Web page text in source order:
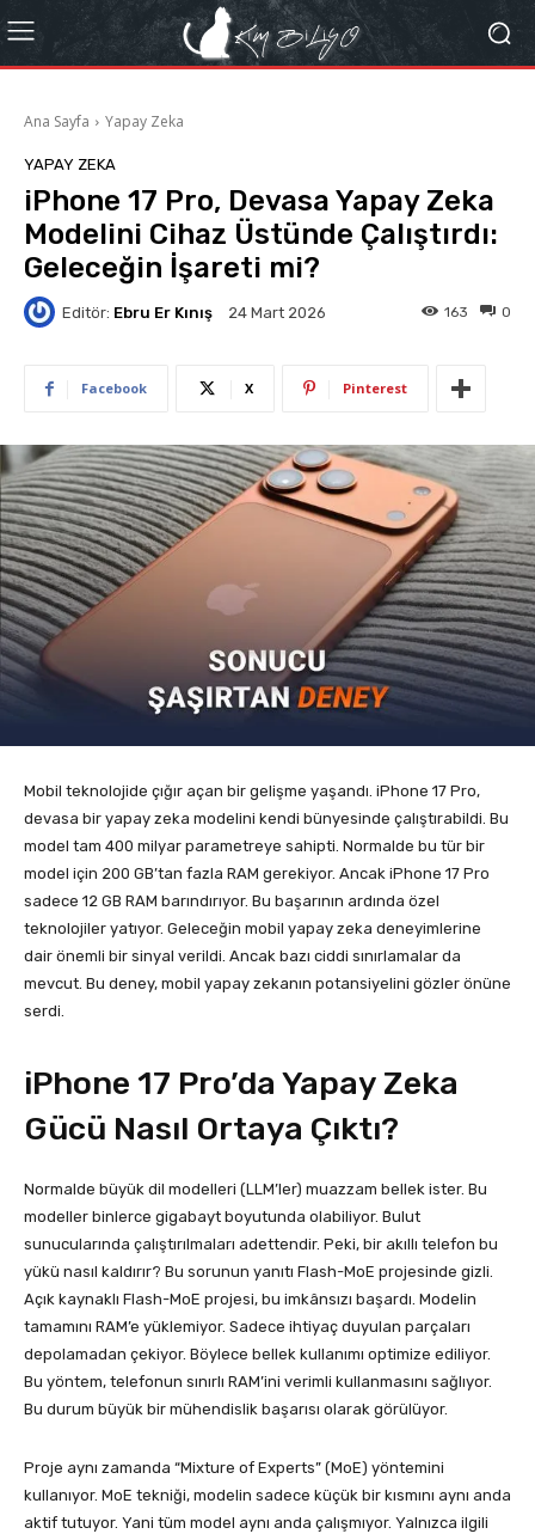
Ana Sayfa Yapay Zeka
YAPAY ZEKA
iPhone 17 Pro, Devasa Yapay Zeka
Modelini Cihaz Üstünde Çalıştırdı:
Geleceğin İşareti mi?
Editör: Ebru Er Kınış 24 Mart 2026 0
163
Facebook X Pinterest
Mobil teknolojide çığır açan bir gelişme yaşandı. iPhone 17 Pro,
devasa bir yapay zeka modelini kendi bünyesinde çalıştırabildi. Bu
model tam 400 milyar parametreye sahipti. Normalde bu tür bir
model için 200 GB’tan fazla RAM gerekiyor. Ancak iPhone 17 Pro
sadece 12 GB RAM barındırıyor. Bu başarının ardında özel
teknolojiler yatıyor. Geleceğin mobil yapay zeka deneyimlerine
dair önemli bir sinyal verildi. Ancak bazı ciddi sınırlamalar da
mevcut. Bu deney, mobil yapay zekanın potansiyelini gözler önüne
serdi.
iPhone 17 Pro’da Yapay Zeka
Gücü Nasıl Ortaya Çıktı?
Normalde büyük dil modelleri (LLM’ler) muazzam bellek ister. Bu
modeller binlerce gigabayt boyutunda olabiliyor. Bulut
sunucularında çalıştırılmaları adettendir. Peki, bir akıllı telefon bu
yükü nasıl kaldırır? Bu sorunun yanıtı Flash-MoE projesinde gizli.
Açık kaynaklı Flash-MoE projesi, bu imkânsızı başardı. Modelin
tamamını RAM’e yüklemiyor. Sadece ihtiyaç duyulan parçaları
depolamadan çekiyor. Böylece bellek kullanımı optimize ediliyor.
Bu yöntem, telefonun sınırlı RAM’ini verimli kullanmasını sağlıyor.
Bu durum büyük bir mühendislik başarısı olarak görülüyor.
Proje aynı zamanda “Mixture of Experts” (MoE) yöntemini
kullanıyor. MoE tekniği, modelin sadece küçük bir kısmını aynı anda
aktif tutuyor. Yani tüm model aynı anda çalışmıyor. Yalnızca ilgili